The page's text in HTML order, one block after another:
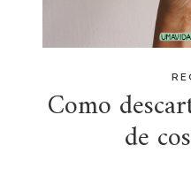
Como
de